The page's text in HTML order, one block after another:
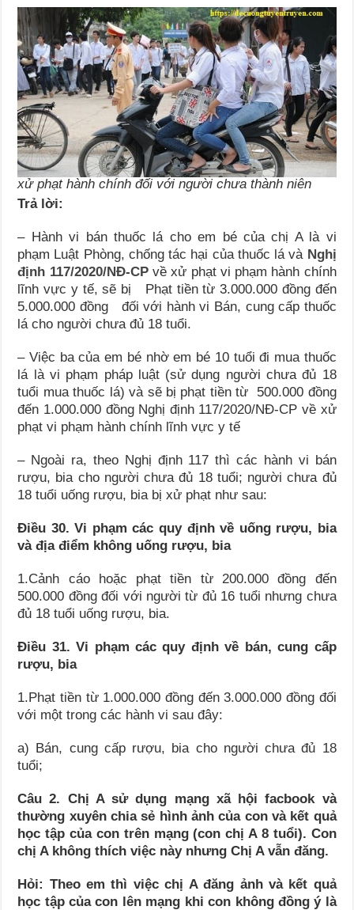
xử phạt hành chính đối với người chưa thành niên
Trả lời:
– Hành vi bán thuốc lá cho em bé của chị A là vi
phạm Luật Phòng, chống tác hại của thuốc lá và Nghị
định 117/2020/NĐ-CPvề xử phạt vi phạm hành chính
lĩnh vực y tế, sẽ bị Phạt tiền từ 3.000.000 đồng đến
5.000.000 đồng đối với hành vi Bán, cung cấp thuốc
lá cho người chưa đủ 18 tuổi.
– Việc ba của em bé nhờ em bé 10 tuổi đi mua thuốc
lá là vi phạm pháp luật (sử dụng người chưa đủ 18
tuổi mua thuốc lá) và sẽ bị phạt tiền từ 500.000 đồng
đến 1.000.000 đồng Nghị định 117/2020/NĐ-CP về xử
phạt vi phạm hành chính lĩnh vực y tế
– Ngoài ra, theo Nghị định 117 thì các hành vi bán
rượu, bia cho người chưa đủ 18 tuổi; người chưa đủ
18 tuổi uống rượu, bia bị xử phạt như sau:
Điều 30. Vi phạm các quy định về uống rượu, bia
và địa điểm không uống rượu, bia
1.Cảnh cáo hoặc phạt tiền từ 200.000 đồng đến
500.000 đồng đối với người từ đủ 16 tuổi nhưng chưa
đủ 18 tuổi uống rượu, bia.
Điều 31. Vi phạm các quy định về bán, cung cấp
rượu, bia
1.Phạt tiền từ 1.000.000 đồng đến 3.000.000 đồng đối
với một trong các hành vi sau đây:
a) Bán, cung cấp rượu, bia cho người chưa đủ 18
tuổi;
Câu 2. Chị A sử dụng mạng xã hội facbook và
thường xuyên chia sẻ hình ảnh của con và kết quả
học tập của con trên mạng (con chị A 8 tuổi). Con
chị A không thích việc này nhưng Chị A vẫn đăng.
Hỏi: Theo em thì việc chị A đăng ảnh và kết quả
học tập của con lên mạng khi con không đồng ý là